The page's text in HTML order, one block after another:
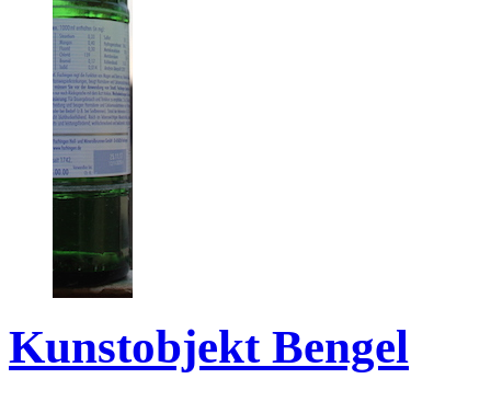
Kunstobjekt Bengel